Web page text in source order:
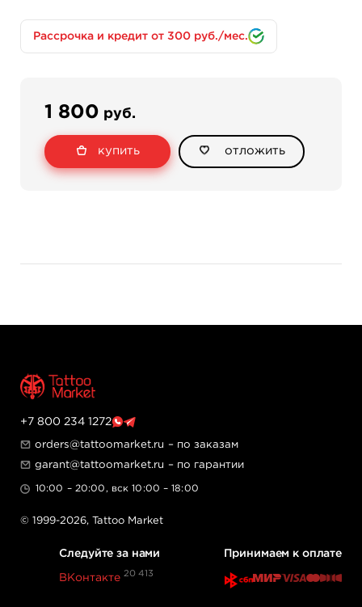
Светлый оттенок кожи идеален для ярких и сочных
работ
позволяет по-настоящему прочувствовать процесс
Лишняя краска легко смывается с поверхности
мыльным раствором или обычной водой и салфеткой
Рассрочка и кредит от 300 руб./мес.
1 800 руб.
купить отложить
+7 800 234 1272
orders@tattoomarket.ru – по заказам
garant@tattoomarket.ru – по гарантии
10:00 – 20:00, вск 10:00 – 18:00
© 1999-2026, Tattoo Market
Следуйте за нами
ВКонтакте 20 413
Принимаем к оплате